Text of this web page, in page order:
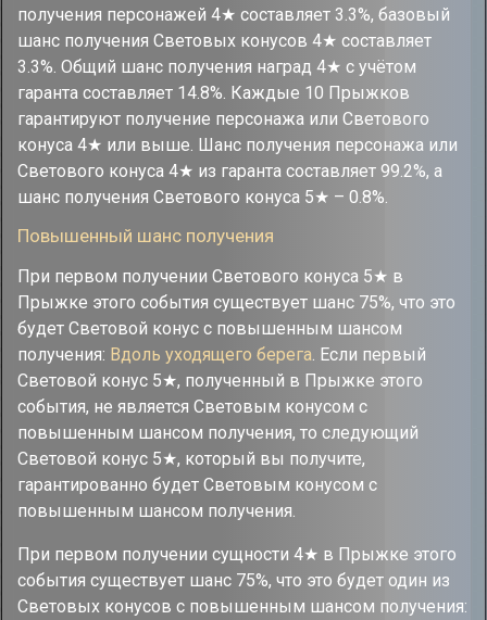
получения персонажей 4★ составляет 3.3%, базовый
шанс получения Световых конусов 4★ составляет
3.3%. Общий шанс получения наград 4★ с учётом
гаранта составляет 14.8%. Каждые 10 Прыжков
гарантируют получение персонажа или Светового
конуса 4★ или выше. Шанс получения персонажа или
Светового конуса 4★ из гаранта составляет 99.2%, а
шанс получения Светового конуса 5★ – 0.8%.
Повышенный шанс получения
При первом получении Светового конуса 5★ в
Прыжке этого события существует шанс 75%, что это
будет Световой конус с повышенным шансом
получения: Вдоль уходящего берега. Если первый
Световой конус 5★, полученный в Прыжке этого
события, не является Световым конусом с
повышенным шансом получения, то следующий
Световой конус 5★, который вы получите,
гарантированно будет Световым конусом с
повышенным шансом получения.
При первом получении сущности 4★ в Прыжке этого
события существует шанс 75%, что это будет один из
Световых конусов с повышенным шансом получения: